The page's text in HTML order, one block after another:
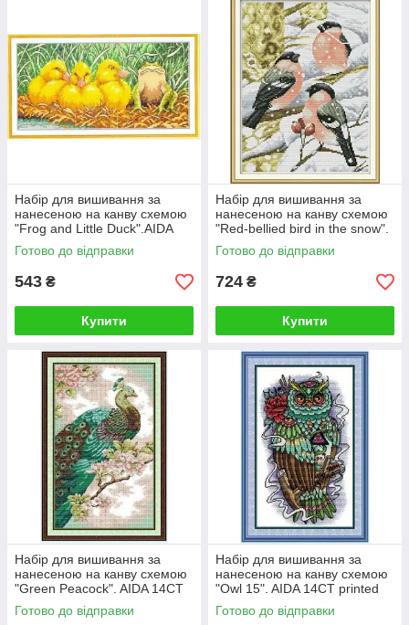
Набір для вишивання за
нанесеною на канву схемою
"Frog and Little Duck".AIDA
14CT printed, 33*18 см
Готово до відправки
543 ₴
Купити
Набір для вишивання за
нанесеною на канву схемою
"Red-bellied bird in the snow".
AIDA 14CT printed, 28*35 см
Готово до відправки
724 ₴
Купити
Набір для вишивання за
нанесеною на канву схемою
"Green Peacock". AIDA 14CT
printed 30*46 см
Готово до відправки
Набір для вишивання за
нанесеною на канву схемою
"Owl 15". AIDA 14CT printed
31*47 см
Готово до відправки